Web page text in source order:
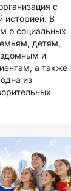
с
историей. В
о социальных
детям,
и
а также
из